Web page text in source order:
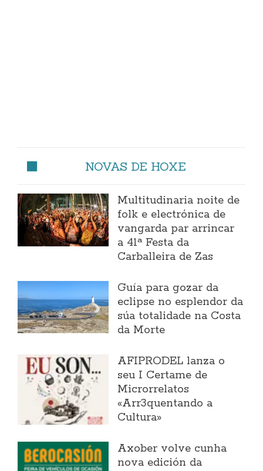
NOVAS DE HOXE
Multitudinaria noite de
folk e electrónica de
vangarda par arrincar
a 41ª Festa da
Carballeira de Zas
Guía para gozar da
eclipse no esplendor da
súa totalidade na Costa
da Morte
AFIPRODEL lanza o
seu I Certame de
Microrrelatos
«Arr3quentando a
Cultura»
Axober volve cunha
nova edición da